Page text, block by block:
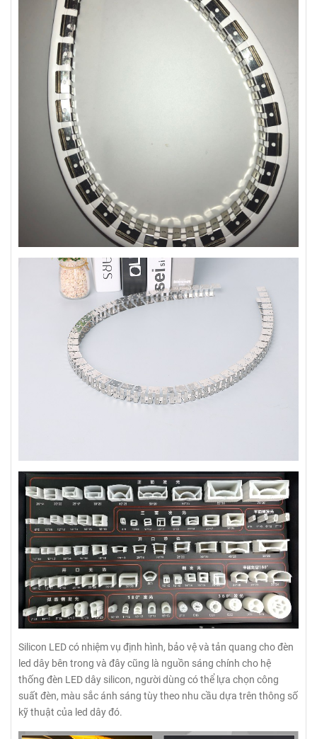
Silicon LED có nhiệm vụ định hình, bảo vệ và tản quang cho đèn
led dây bên trong và đây cũng là nguồn sáng chính cho hệ
thống đèn LED dây silicon, người dùng có thể lựa chọn công
suất đèn, màu sắc ánh sáng tùy theo nhu cầu dựa trên thông số
kỹ thuật của led dây đó.